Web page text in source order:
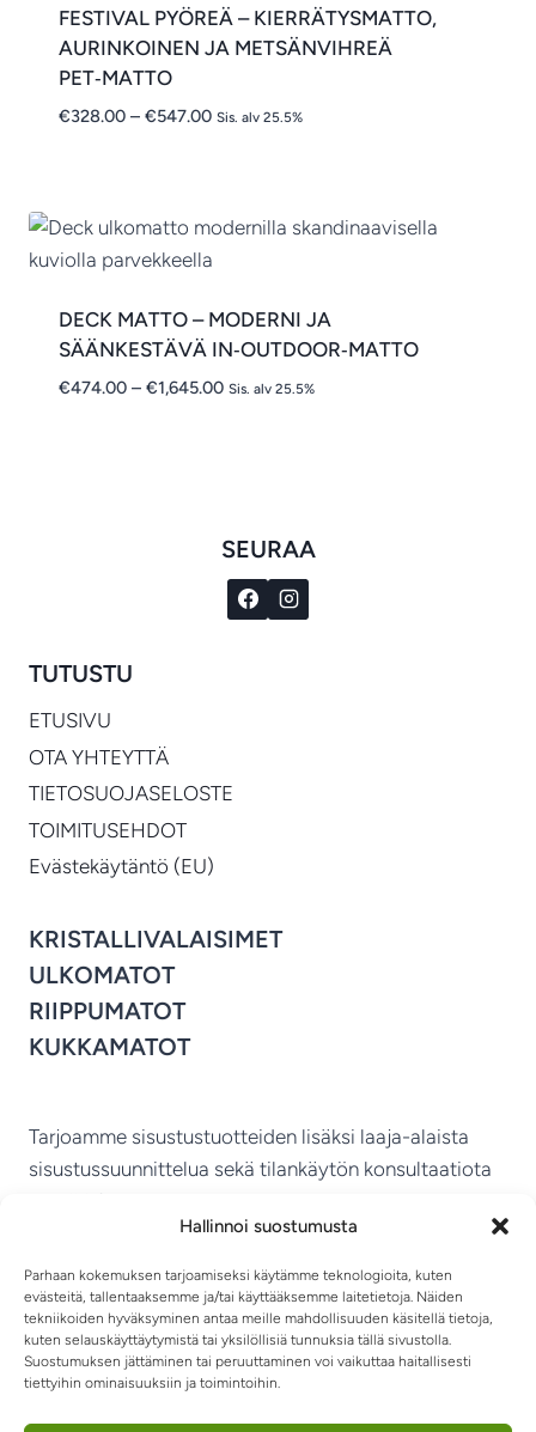
Hallinnoi suostumusta
Parhaan kokemuksen tarjoamiseksi käytämme teknologioita, kuten
evästeitä, tallentaaksemme ja/tai käyttääksemme laitetietoja. Näiden
tekniikoiden hyväksyminen antaa meille mahdollisuuden käsitellä tietoja,
kuten selauskäyttäytymistä tai yksilöllisiä tunnuksia tällä sivustolla.
Suostumuksen jättäminen tai peruuttaminen voi vaikuttaa haitallisesti
tiettyihin ominaisuuksiin ja toimintoihin.
FESTIVAL PYÖREÄ – KIERRÄTYSMATTO,
AURINKOINEN JA METSÄNVIHREÄ
PET‑MATTO
€328.00 – €547.00Hintaluokka:
Sis. alv 25.5%
DECK MATTO – MODERNI JA
SÄÄNKESTÄVÄ IN‑OUTDOOR‑MATTO
€474.00 – €1,645.00Hintaluokka:
Sis. alv 25.5%
SEURAA
TUTUSTU
ETUSIVU
OTA YHTEYTTÄ
TIETOSUOJASELOSTE
TOIMITUSEHDOT
Evästekäytäntö (EU)
KRISTALLIVALAISIMET
ULKOMATOT
RIIPPUMATOT
KUKKAMATOT
Tarjoamme sisustustuotteiden lisäksi laaja-alaista
sisustussuunnittelua sekä tilankäytön konsultaatiota
MIKKELIN VITRIINI KY
TIETOSUOJASELOSTE